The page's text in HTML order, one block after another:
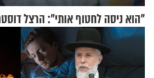
"הוא ניסה לחטוף אותי": הרצל